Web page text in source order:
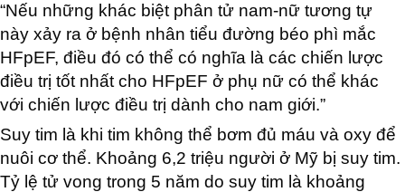
“Nếu những khác biệt phân tử nam-nữ tương tự
này xảy ra ở bệnh nhân tiểu đường béo phì mắc
HFpEF, điều đó có thể có nghĩa là các chiến lược
điều trị tốt nhất cho HFpEF ở phụ nữ có thể khác
với chiến lược điều trị dành cho nam giới.”
Suy tim là khi tim không thể bơm đủ máu và oxy để
nuôi cơ thể. Khoảng 6,2 triệu người ở Mỹ bị suy tim.
Tỷ lệ tử vong trong 5 năm do suy tim là khoảng